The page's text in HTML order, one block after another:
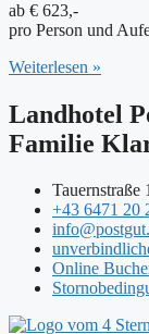
ab € 623,-
pro Person und
Weiterlesen »
Landhotel
Familie
Tauernstraße
+43 6471 20
Online